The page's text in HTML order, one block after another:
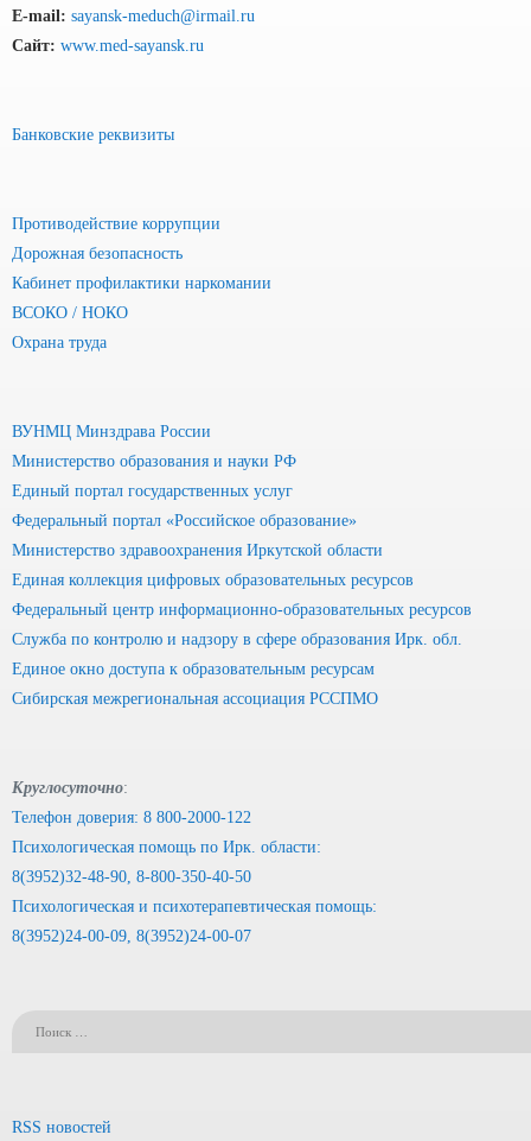
E-mail: sayansk-meduch@irmail.ru
Сайт: www.med-sayansk.ru
Банковские реквизиты
Противодействие коррупции
Дорожная безопасность
Кабинет профилактики наркомании
ВСОКО / НОКО
Охрана труда
ВУНМЦ Минздрава России
Министерство образования и науки РФ
Единый портал государственных услуг
Федеральный портал «Российское образование»
Министерство здравоохранения Иркутской области
Единая коллекция цифровых образовательных ресурсов
Федеральный центр информационно-образовательных ресурсов
Служба по контролю и надзору в сфере образования Ирк. обл.
Единое окно доступа к образовательным ресурсам
Сибирская межрегиональная ассоциация РССПМО
Круглосуточно:
Телефон доверия: 8 800-2000-122
Психологическая помощь по Ирк. области:
8(3952)32-48-90, 8-800-350-40-50
Психологическая и психотерапевтическая помощь:
8(3952)24-00-09, 8(3952)24-00-07
RSS новостей